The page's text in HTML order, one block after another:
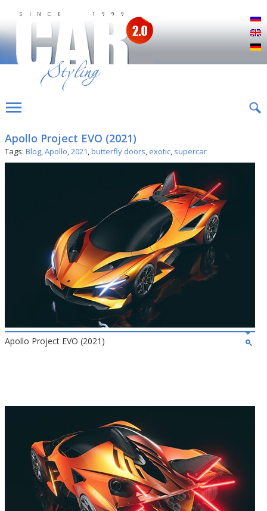
Apollo Project EVO (2021)
Tags: Blog,Apollo,2021,butterfly doors, exotic, supercar
Apollo Project EVO (2021)